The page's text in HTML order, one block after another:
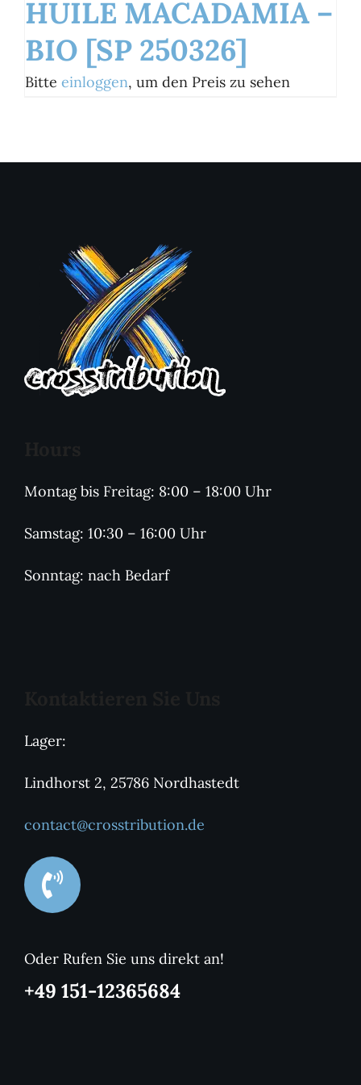
HUILE MACADAMIA –
BIO [SP 250326]
Bitte einloggen, um den Preis zu sehen
Montag bis Freitag: 8:00 – 18:00 Uhr
Samstag: 10:30 – 16:00 Uhr
Sonntag: nach Bedarf
Lager:
Lindhorst 2, 25786 Nordhastedt
contact@crosstribution.de
Oder Rufen Sie uns direkt an!
+49 151-12365684